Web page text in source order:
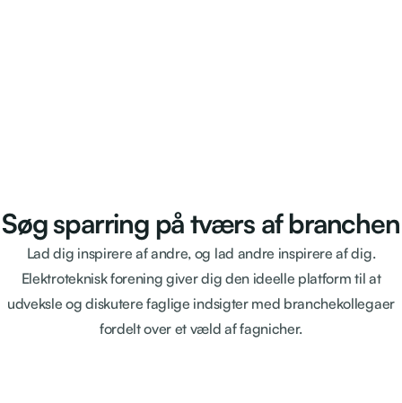
Søg sparring på tværs af branchen
Lad dig inspirere af andre, og lad andre inspirere af dig.
Elektroteknisk forening giver dig den ideelle platform til at
udveksle og diskutere faglige indsigter med branchekollegaer
fordelt over et væld af fagnicher.